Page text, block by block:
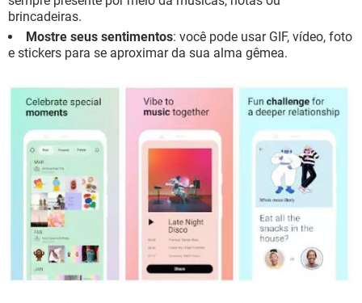
brincadeiras.
Mostre seus sentimentos: você pode usar GIF, vídeo, foto
e stickers para se aproximar da sua alma gêmea.